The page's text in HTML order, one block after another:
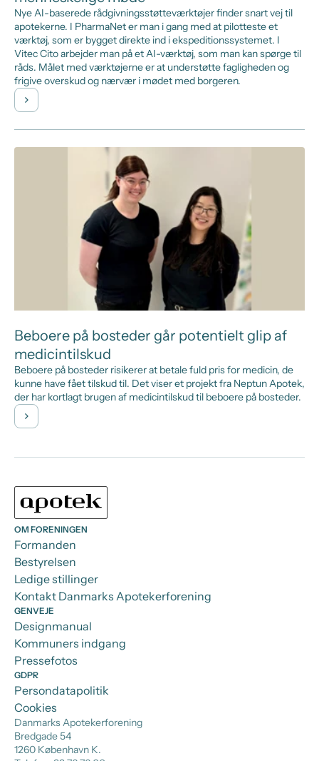
Nye AI-baserede rådgivningsstøtteværktøjer finder snart vej til
apotekerne. I PharmaNet er man i gang med at pilotteste et
værktøj, som er bygget direkte ind i ekspeditionssystemet. I
Vitec Cito arbejder man på et AI-værktøj, som man kan spørge til
råds. Målet med værktøjerne er at understøtte fagligheden og
frigive overskud og nærvær i mødet med borgeren.
Beboere på bosteder går potentielt glip af
medicintilskud
Beboere på bosteder risikerer at betale fuld pris for medicin, de
kunne have fået tilskud til. Det viser et projekt fra Neptun Apotek,
der har kortlagt brugen af medicintilskud til beboere på bosteder.
Danmarks Apotekerforening
Bredgade 54
1260 København K.
OM FORENINGEN
Formanden
Bestyrelsen
Ledige stillinger
Kontakt Danmarks Apotekerforening
GENVEJE
Designmanual
Kommuners indgang
Pressefotos
GDPR
Persondatapolitik
Cookies